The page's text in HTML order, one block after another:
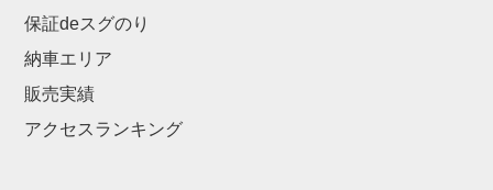
保証deスグのり
納車エリア
販売実績
アクセスランキング